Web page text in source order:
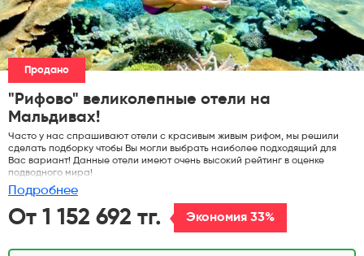
Продано
"Рифово" великолепные отели на
Мальдивах!
Часто у нас спрашивают отели с красивым живым рифом, мы решили
сделать подборку чтобы Вы могли выбрать наиболее подходящий для
Вас вариант! Данные отели имеют очень высокий рейтинг в оценке
подводного мира!
Подробнее
От 1 152 692 тг. Экономия 33%